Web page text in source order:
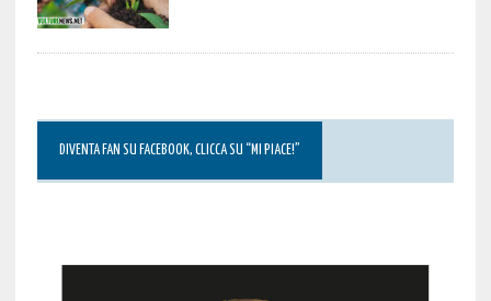
DIVENTA FAN SU FACEBOOK, CLICCA SU “MI PIACE!”